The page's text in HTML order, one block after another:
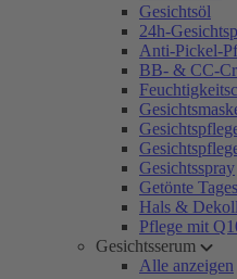
Gesichtsöl
24h-
Anti-Pickel-
BB- & CC-
Gesichtsspray
Getönte
Hals &
Pflege mit
Gesichtsserum
Alle anzeigen